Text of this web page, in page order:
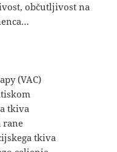
občutljivost na
(VAC)
tkiva
rane
tkiva